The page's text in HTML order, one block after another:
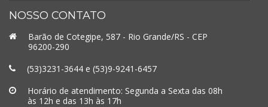
NOSSO CONTATO
Barão de Cotegipe, 587 - Rio Grande/RS - CEP
96200-290
(53)3231-3644 e (53)9-9241-6457
Horário de atendimento: Segunda a Sexta das 08h
às 12h e das 13h às 17h